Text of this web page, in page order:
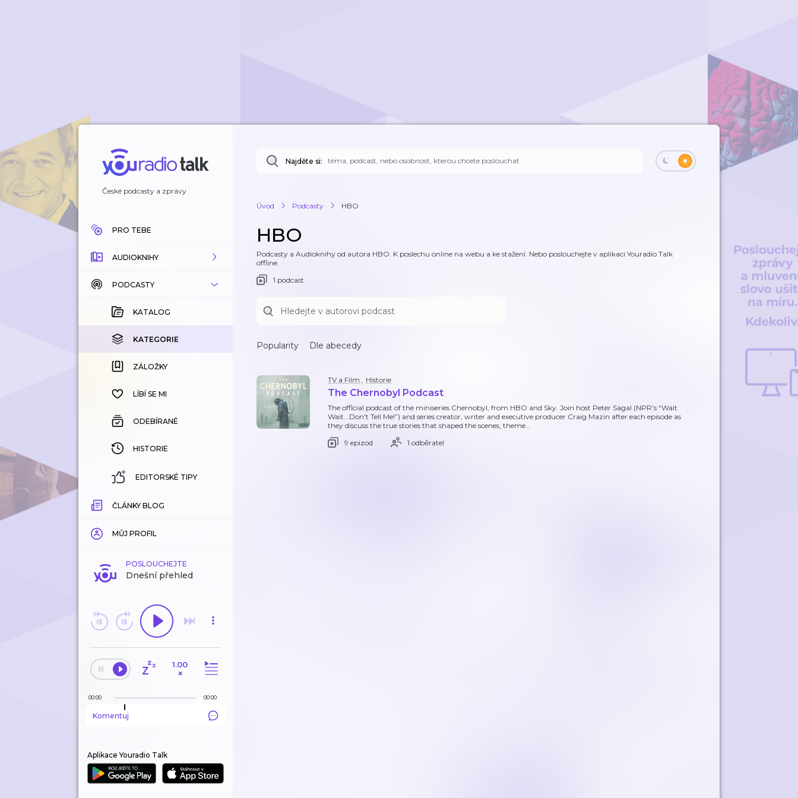
České podcasty a zprávy
PRO TEBE
AUDIOKNIHY
KATALOG
KOUPENÉ
KATEGORIE
ZÁLOŽKY
HISTORIE
PODCASTY
KATALOG
KATEGORIE
ZÁLOŽKY
LÍBÍ SE MI
ODEBÍRANÉ
HISTORIE
EDITORSKÉ TIPY
ČLÁNKY BLOG
MŮJ PROFIL
POSLOUCHEJTE
Dnešní přehled
1.00
×
00:00 00:00
Komentuj
Aplikace Youradio Talk
Najděte si:
Úvod Podcasty HBO
HBO
Podcasty a Audioknihy od autora HBO. K poslechu online na webu a ke stažení. Nebo poslouchejte v aplikaci Youradio Talk
offline.
1 podcast
Popularity Dle abecedy
TV a Film , Historie
The Chernobyl Podcast
The official podcast of the miniseries Chernobyl, from HBO and Sky. Join host Peter Sagal (NPR’s “Wait
Wait...Don't Tell Me!”) and series creator, writer and executive producer Craig Mazin after each episode as
they discuss the true stories that shaped the scenes, theme…
9 epizod
1 odběratel